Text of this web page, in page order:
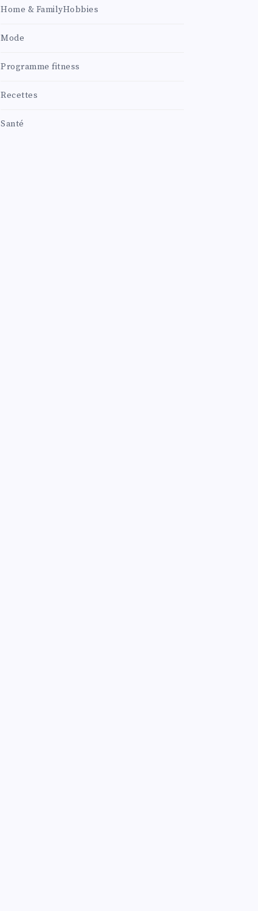
Home & FamilyHobbies
Mode
Programme fitness
Recettes
Santé